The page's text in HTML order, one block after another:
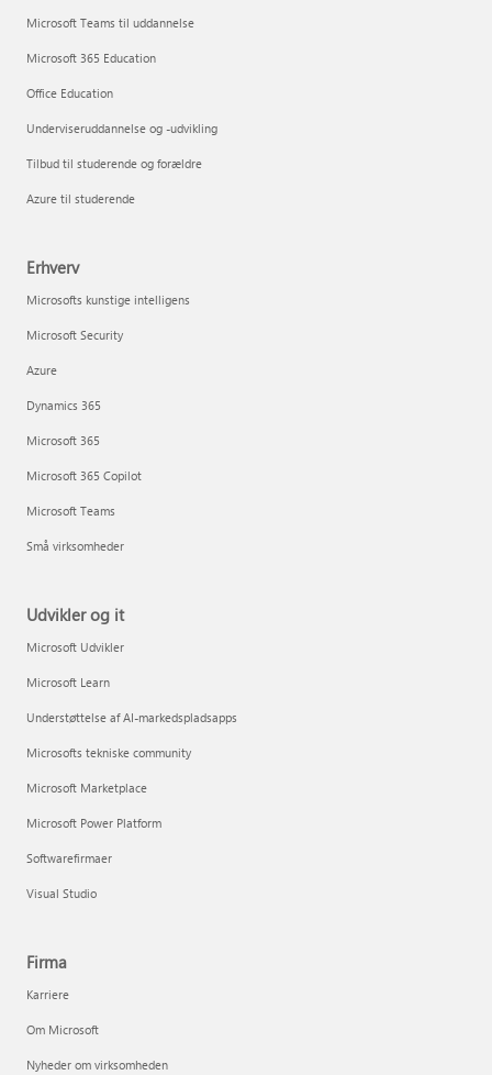
Microsoft Teams til uddannelse
Microsoft 365 Education
Office Education
Underviseruddannelse og -udvikling
Tilbud til studerende og forældre
Azure til studerende
Erhverv
Microsofts kunstige intelligens
Microsoft Security
Azure
Dynamics 365
Microsoft 365
Microsoft 365 Copilot
Microsoft Teams
Små virksomheder
Udvikler og it
Microsoft Udvikler
Microsoft Learn
Understøttelse af AI-markedspladsapps
Microsofts tekniske community
Microsoft Marketplace
Microsoft Power Platform
Softwarefirmaer
Visual Studio
Firma
Karriere
Om Microsoft
Nyheder om virksomheden